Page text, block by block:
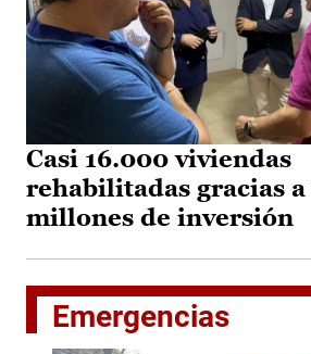
Casi 16.000 viviendas
rehabilitadas gracias a
millones de inversión
Emergencias